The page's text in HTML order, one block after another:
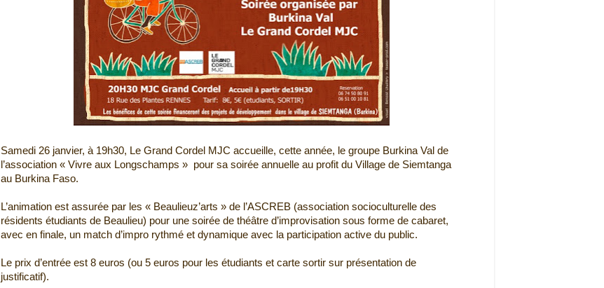
Samedi 26 janvier, à 19h30, Le Grand Cordel MJC accueille, cette année, le groupe Burkina Val de
l’association « Vivre aux Longschamps » pour sa soirée annuelle au profit du Village de Siemtanga
au Burkina Faso.
L’animation est assurée par les « Beaulieuz’arts » de l’ASCREB (association socioculturelle des
résidents étudiants de Beaulieu) pour une soirée de théâtre d’improvisation sous forme de cabaret,
avec en finale, un match d’impro rythmé et dynamique avec la participation active du public.
Le prix d’entrée est 8 euros (ou 5 euros pour les étudiants et carte sortir sur présentation de
justificatif).